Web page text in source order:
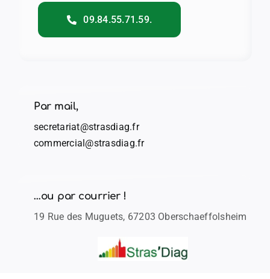
09.84.55.71.59.
Par mail,
secretariat@strasdiag.fr
commercial@strasdiag.fr
…ou par courrier !
19 Rue des Muguets, 67203 Oberschaeffolsheim